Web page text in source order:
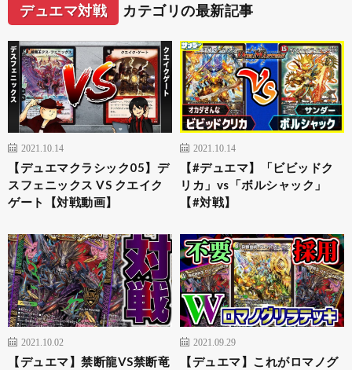
デュエマ対戦 カテゴリの最新記事
2021.10.14
【デュエマクラシック05】デ
スフェニックス VS クエイク
ゲート【対戦動画】
2021.10.14
【#デュエマ】「ビビッドク
リカ」vs「ボルシャック」
【#対戦】
2021.10.02
【デュエマ】禁断龍VS禁断竜
2021.09.29
【デュエマ】これがロマノグ